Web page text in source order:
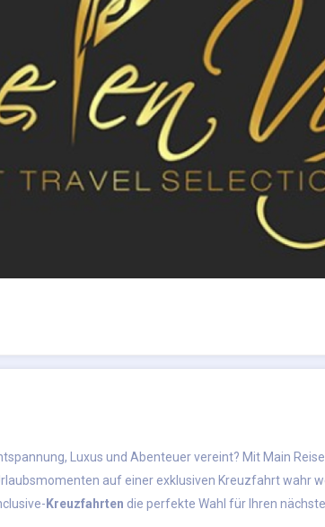
Luxus und Abenteuer vereint? Mit Main
auf einer exklusiven Kreuzfahrt wahr
Kreuzfahrten die perfekte Wahl für Ihren